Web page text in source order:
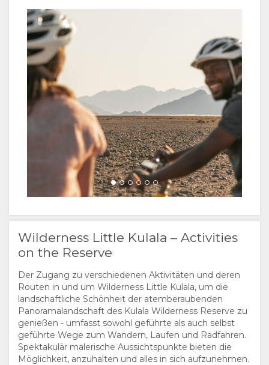
Wilderness Little Kulala – Activities
on the Reserve
Der Zugang zu verschiedenen Aktivitäten und deren
Routen in und um Wilderness Little Kulala, um die
landschaftliche Schönheit der atemberaubenden
Panoramalandschaft des Kulala Wilderness Reserve zu
genießen - umfasst sowohl geführte als auch selbst
geführte Wege zum Wandern, Laufen und Radfahren.
Spektakulär malerische Aussichtspunkte bieten die
Möglichkeit, anzuhalten und alles in sich aufzunehmen.